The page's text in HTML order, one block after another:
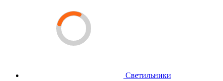
Светильники